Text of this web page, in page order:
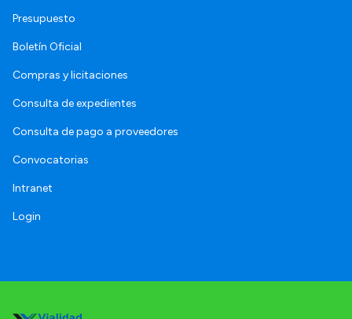
Presupuesto
Boletín Oficial
Compras y licitaciones
Consulta de expedientes
Consulta de pago a proveedores
Convocatorias
Intranet
Login